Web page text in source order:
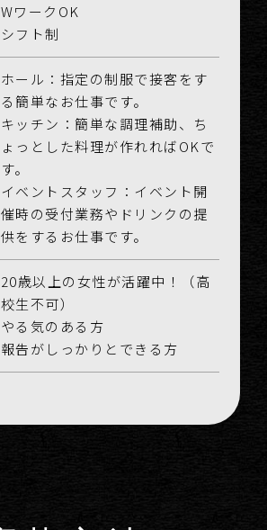
WワークOK
シフト制
ホール：指定の制服で接客をす
る簡単なお仕事です。
キッチン：簡単な調理補助、ち
ょっとした料理が作れればOKで
す。
イベントスタッフ： イベント開
催時の受付業務やドリンクの提
供をするお仕事です。
20歳以上の女性が活躍中！（高
校生不可）
やる気のある方
報告がしっかりとできる方